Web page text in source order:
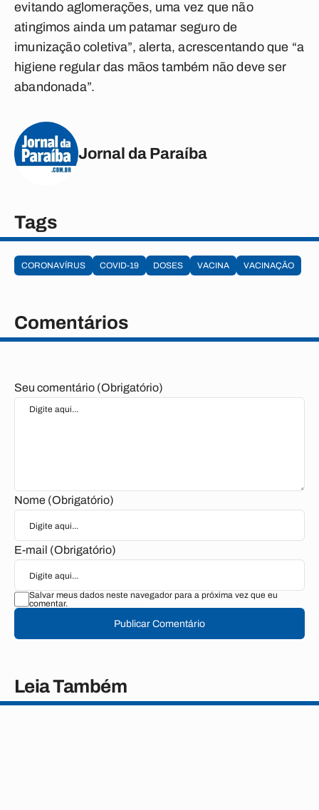
evitando aglomerações, uma vez que não
atingimos ainda um patamar seguro de
imunização coletiva”, alerta, acrescentando que “a
higiene regular das mãos também não deve ser
abandonada”.
Jornal da Paraíba
Tags
CORONAVÍRUS COVID-19 DOSES VACINA VACINAÇÃO
Comentários
Seu comentário (Obrigatório)
Nome (Obrigatório)
E-mail (Obrigatório)
Salvar meus dados neste navegador para a próxima vez que eu
comentar.
Publicar Comentário
Leia Também